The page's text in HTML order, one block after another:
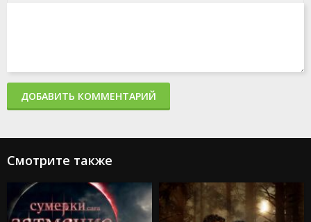
ДОБАВИТЬ КОММЕНТАРИЙ
Смотрите также